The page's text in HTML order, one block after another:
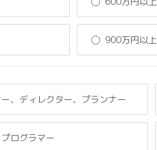
900万円以上
、ディレクター、プランナー
ログラマー